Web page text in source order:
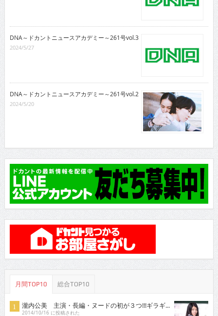
DNA～ドカントニュースアカデミー～261号vol.3
2024/5/27
DNA～ドカントニュースアカデミー～261号vol.2
2024/5/20
月間TOP10 総合TOP10
瀧内公美 主演・長編・ヌードの初が３つ!!!ギラギ...
2014/10/16 に投稿された